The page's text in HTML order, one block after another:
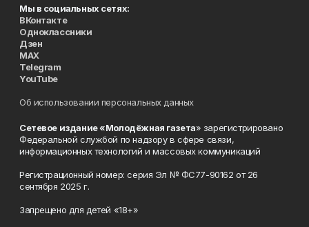
Мы в социальных сетях:
ВКонтакте
Одноклассники
Дзен
MAX
Telegram
YouTube
Об использовании персональных данных
Сетевое издание «Молодёжная газета» зарегистрировано
Федеральной службой по надзору в сфере связи,
информационных технологий и массовых коммуникаций
Регистрационный номер: серия Эл № ФС77-90162 от 26
сентября 2025 г.
Запрещено для детей «18+»